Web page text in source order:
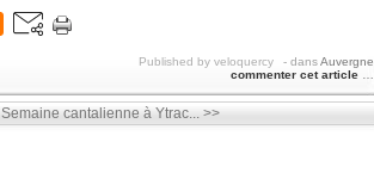
Published by veloquercy - dansAuvergne
commenter cet article
Semaine cantalienne à Ytrac... >>